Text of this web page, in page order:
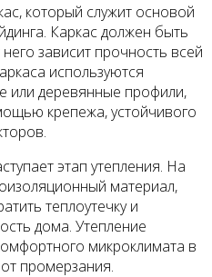
который служит основой
Каркас должен быть
зависит прочность всей
используются
или деревянные профили,
крепежа, устойчивого
этап утепления. На
материал,
теплоутечку и
дома. Утепление
микроклимата в
промерзания.